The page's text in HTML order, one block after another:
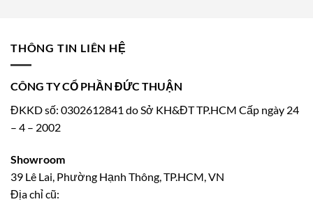
THÔNG TIN LIÊN HỆ
CÔNG TY CỔ PHẦN ĐỨC THUẬN
ĐKKD số: 0302612841 do Sở KH&ĐT TP.HCM Cấp ngày 24
– 4 – 2002
Showroom
39 Lê Lai, Phường Hạnh Thông, TP.HCM, VN
Địa chỉ cũ: